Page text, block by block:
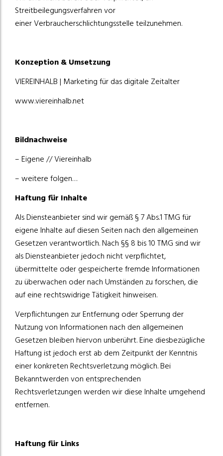
Streitbeilegungsverfahren vor
einer Verbraucherschlichtungsstelle teilzunehmen.
Konzeption & Umsetzung
VIEREINHALB | Marketing für das digitale Zeitalter
www.viereinhalb.net
Bildnachweise
– Eigene // Viereinhalb
– weitere folgen…
Haftung für Inhalte
Als Diensteanbieter sind wir gemäß § 7 Abs.1 TMG für
eigene Inhalte auf diesen Seiten nach den allgemeinen
Gesetzen verantwortlich. Nach §§ 8 bis 10 TMG sind wir
als Diensteanbieter jedoch nicht verpflichtet,
übermittelte oder gespeicherte fremde Informationen
zu überwachen oder nach Umständen zu forschen, die
auf eine rechtswidrige Tätigkeit hinweisen.
Verpflichtungen zur Entfernung oder Sperrung der
Nutzung von Informationen nach den allgemeinen
Gesetzen bleiben hiervon unberührt. Eine diesbezügliche
Haftung ist jedoch erst ab dem Zeitpunkt der Kenntnis
einer konkreten Rechtsverletzung möglich. Bei
Bekanntwerden von entsprechenden
Rechtsverletzungen werden wir diese Inhalte umgehend
entfernen.
Haftung für Links